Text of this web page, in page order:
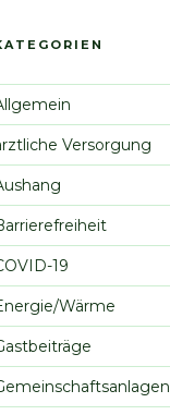
Versorgung
19
Wärme